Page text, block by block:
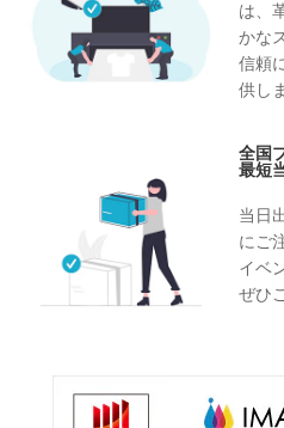
は、
かな
信頼
供し
全国
最短
当日
にご
イベ
ぜひ